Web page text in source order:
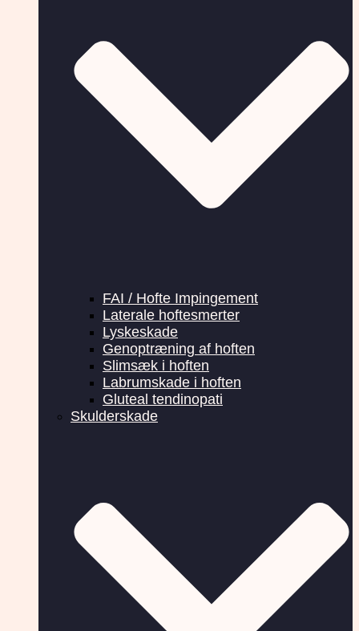
FAI / Hofte Impingement
Laterale hoftesmerter
Lyskeskade
Genoptræning af hoften
Slimsæk i hoften
Labrumskade i hoften
Gluteal tendinopati
Skulderskade